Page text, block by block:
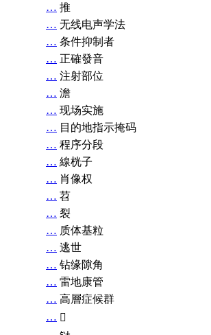
… 推
… 无线电声学法
… 条件抑制者
… 正確發音
… 注射部位
… 澹
… 现场实施
… 目的地指示掩码
… 程序分段
… 線桄子
… 肖像权
… 苕
… 裂
… 质体基粒
… 逃世
… 钻缘隙角
… 雷地康管
… 高層症候群
… 𧘞